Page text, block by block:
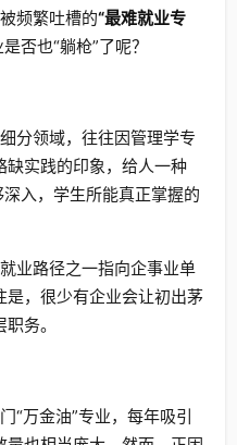
频繁吐槽的“最难就业专
否也“躺枪”了呢？
分领域，往往因管理学专
缺实践的印象，给人一种
入，学生所能真正掌握的
业路径之一指向企事业单
，很少有企业会让初出茅
务。
“万金油”专业，每年吸引